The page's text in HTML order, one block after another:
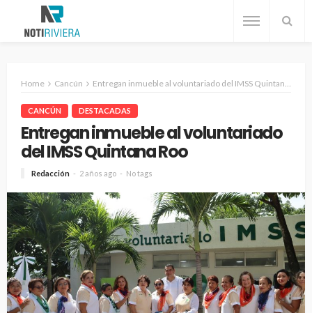
Home Cancún Entregan inmueble al voluntariado del IMSS Quintana Roo
CANCÚN DESTACADAS
Entregan inmueble al voluntariado
del IMSS Quintana Roo
Redacción 2 años ago No tags